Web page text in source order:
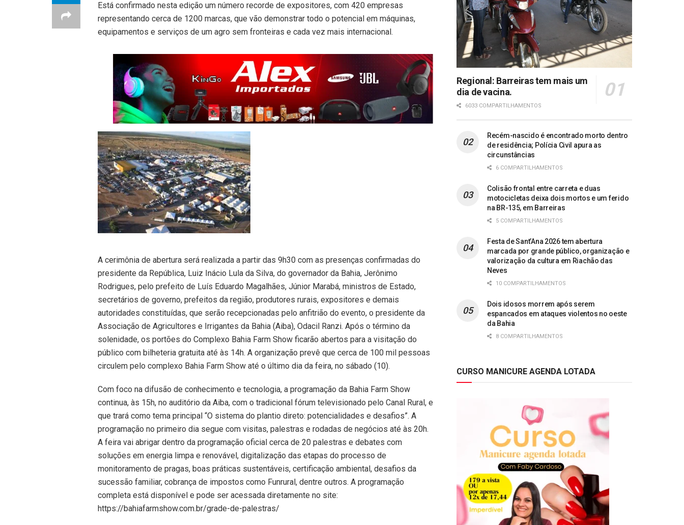
Está confirmado nesta edição um número recorde de expositores, com 420 empresas
representando cerca de 1200 marcas, que vão demonstrar todo o potencial em máquinas,
equipamentos e serviços de um agro sem fronteiras e cada vez mais internacional.
A cerimônia de abertura será realizada a partir das 9h30 com as presenças confirmadas do
presidente da República, Luiz Inácio Lula da Silva, do governador da Bahia, Jerônimo
Rodrigues, pelo prefeito de Luís Eduardo Magalhães, Júnior Marabá, ministros de Estado,
secretários de governo, prefeitos da região, produtores rurais, expositores e demais
autoridades constituídas, que serão recepcionadas pelo anfitrião do evento, o presidente da
Associação de Agricultores e Irrigantes da Bahia (Aiba), Odacil Ranzi. Após o término da
solenidade, os portões do Complexo Bahia Farm Show ficarão abertos para a visitação do
público com bilheteria gratuita até às 14h. A organização prevê que cerca de 100 mil pessoas
circulem pelo complexo Bahia Farm Show até o último dia da feira, no sábado (10).
Com foco na difusão de conhecimento e tecnologia, a programação da Bahia Farm Show
continua, às 15h, no auditório da Aiba, com o tradicional fórum televisionado pelo Canal Rural, e
que trará como tema principal “O sistema do plantio direto: potencialidades e desafios”. A
programação no primeiro dia segue com visitas, palestras e rodadas de negócios até às 20h.
A feira vai abrigar dentro da programação oficial cerca de 20 palestras e debates com
soluções em energia limpa e renovável, digitalização das etapas do processo de
monitoramento de pragas, boas práticas sustentáveis, certificação ambiental, desafios da
sucessão familiar, cobrança de impostos como Funrural, dentre outros. A programação
completa está disponível e pode ser acessada diretamente no site:
https://bahiafarmshow.com.br/grade-de-palestras/
Regional: Barreiras tem mais um
dia de vacina.
6033 COMPARTILHAMENTOS
Recém-nascido é encontrado morto dentro
de residência; Polícia Civil apura as
circunstâncias
6 COMPARTILHAMENTOS
Colisão frontal entre carreta e duas
motocicletas deixa dois mortos e um ferido
na BR-135, em Barreiras
5 COMPARTILHAMENTOS
Festa de Sant’Ana 2026 tem abertura
marcada por grande público, organização e
valorização da cultura em Riachão das
Neves
10 COMPARTILHAMENTOS
Dois idosos morrem após serem
espancados em ataques violentos no oeste
da Bahia
8 COMPARTILHAMENTOS
CURSO MANICURE AGENDA LOTADA